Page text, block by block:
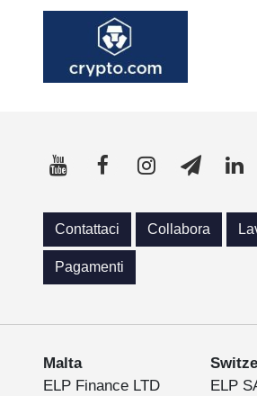
Contattaci Collabora
Pagamenti
Malta
ELP Finance LTD
ELP